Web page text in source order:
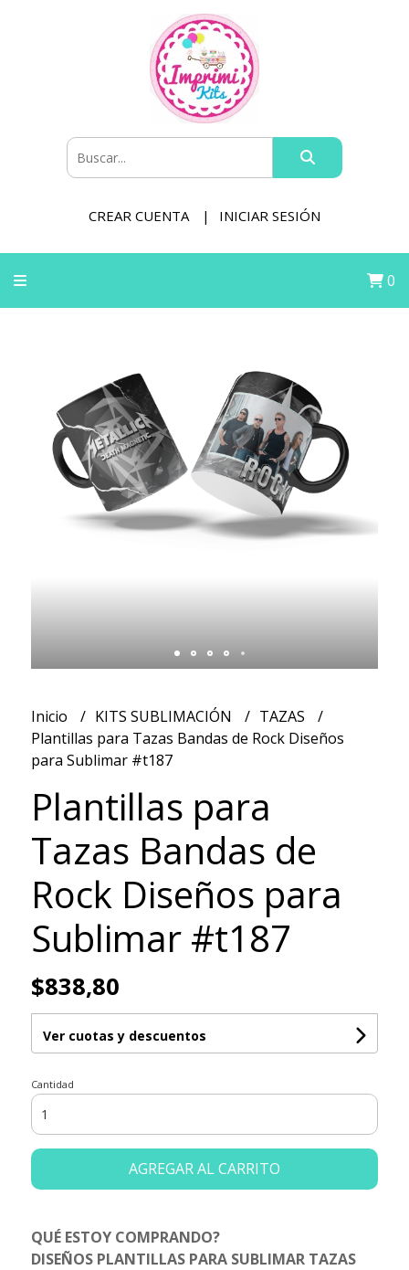
CREAR CUENTA INICIAR SESIÓN
0
Inicio KITS SUBLIMACIÓN
TAZAS
Plantillas para Tazas Bandas de Rock Diseños
para Sublimar #t187
Plantillas para
Tazas Bandas de
Rock Diseños para
Sublimar #t187
$838,80
Ver cuotas y descuentos
Cantidad
AGREGAR AL CARRITO
QUÉ ESTOY COMPRANDO?
DISEÑOS PLANTILLAS PARA SUBLIMAR TAZAS